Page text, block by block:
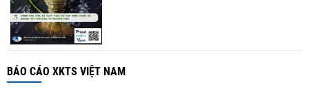
BÁO CÁO XKTS VIỆT NAM